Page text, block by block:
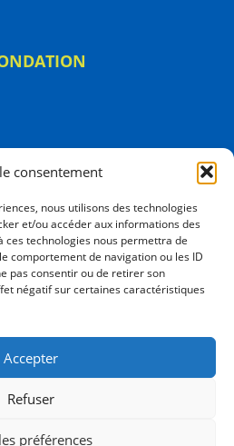
consentement
nous utilisons des technologies
et/ou accéder aux informations des
ces technologies nous permettra de
comportement de navigation ou les ID
pas consentir ou de retirer son
négatif sur certaines caractéristiques
Accepter
Refuser
préférences
cedex
RÉSERVÉS |MENTIONS LÉGALES